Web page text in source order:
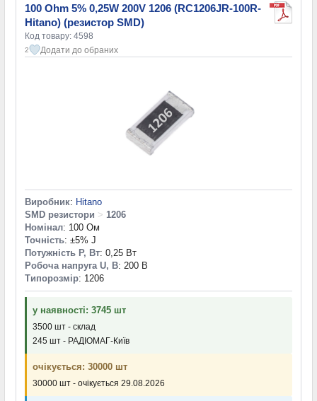
100 Ohm 5% 0,25W 200V 1206 (RC1206JR-100R-
Hitano) (резистор SMD)
Код товару: 4598
2 Додати до обраних
Виробник: Hitano
SMD резистори > 1206
Номінал: 100 Ом
Точність: ±5% J
Потужність P, Вт: 0,25 Вт
Робоча напруга U, В: 200 В
Типорозмір: 1206
у наявності: 3745 шт
3500 шт - склад
245 шт - РАДІОМАГ-Київ
очікується: 30000 шт
30000 шт - очікується 29.08.2026